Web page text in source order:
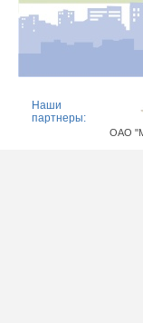
Наши
партнеры:
ОАО